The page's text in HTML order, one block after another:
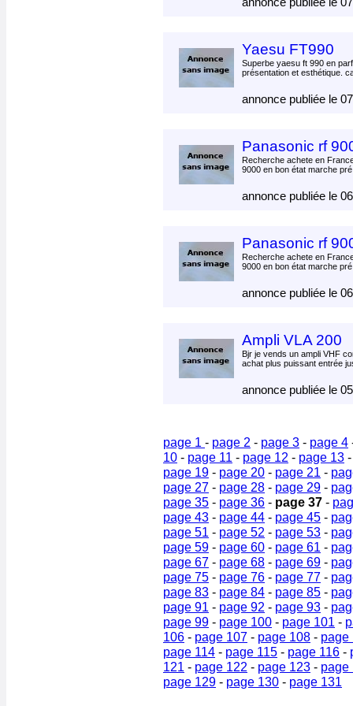
Yaesu FT990
Superbe yaesu ft 990 en
présentation et esthétique.
annonce publiée le
Panasonic rf
Recherche achete en
9000 en bon état marche
annonce publiée le
Panasonic rf
Recherche achete en
9000 en bon état marche
annonce publiée le
Ampli VLA 200
Bjr je vends un ampli VHF
achat plus puissant entrée
annonce publiée le
page 1 - page 2 - page 3 - page 4
10 - page 11 - page 12 - page 13
page 19 - page 20 - page 21 -
page 27 - page 28 - page 29 -
page 35 - page 36 - page 37 -
page 43 - page 44 - page 45 -
page 51 - page 52 - page 53 -
page 59 - page 60 - page 61 -
page 67 - page 68 - page 69 -
page 75 - page 76 - page 77 -
page 83 - page 84 - page 85 -
page 91 - page 92 - page 93 -
page 99 - page 100 - page 101 -
106 - page 107 - page 108 - page
page 114 - page 115 - page 116 -
121 - page 122 - page 123 - page
page 129 - page 130 - page 131